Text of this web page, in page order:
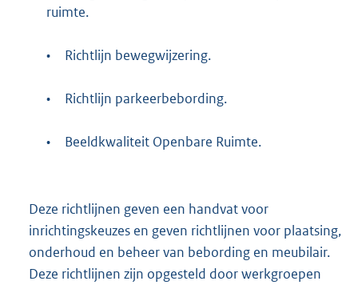
ruimte.
• Richtlijn bewegwijzering.
• Richtlijn parkeerbebording.
• Beeldkwaliteit Openbare Ruimte.
Deze richtlijnen geven een handvat voor
inrichtingskeuzes en geven richtlijnen voor plaatsing,
onderhoud en beheer van bebording en meubilair.
Deze richtlijnen zijn opgesteld door werkgroepen